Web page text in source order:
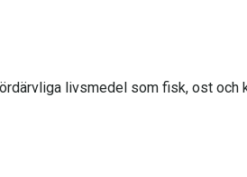
livsmedel som fisk, ost och